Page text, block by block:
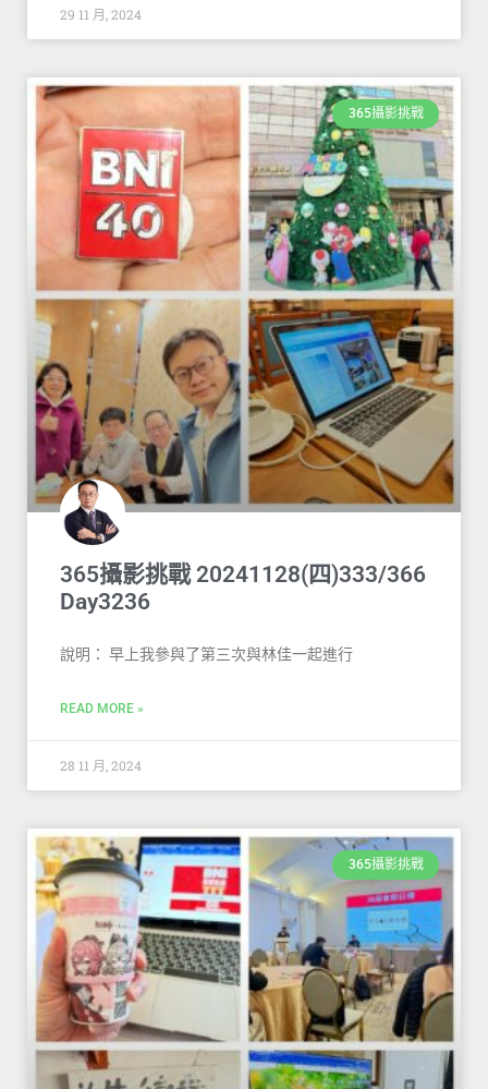
29 11 月, 2024
365攝影挑戰
365攝影挑戰 20241128(四)333/366
Day3236
說明： 早上我參與了第三次與林佳一起進行
READ MORE »
28 11 月, 2024
365攝影挑戰